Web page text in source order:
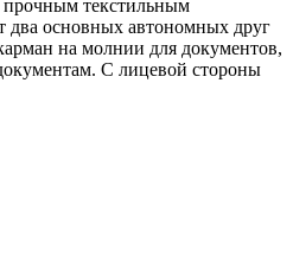
прочным текстильным
два основных автономных друг
на молнии для документов,
С лицевой стороны